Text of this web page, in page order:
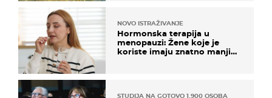
NOVO ISTRAŽIVANJE
Hormonska terapija u
menopauzi: Žene koje je
koriste imaju znatno manji
STUDIJA NA GOTOVO 1.900 OSOBA